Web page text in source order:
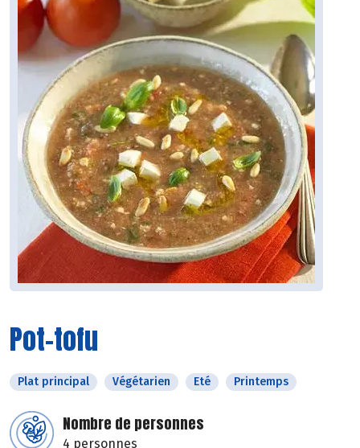
Pot-tofu
Plat principal Végétarien Eté Printemps
Nombre de personnes
4 personnes